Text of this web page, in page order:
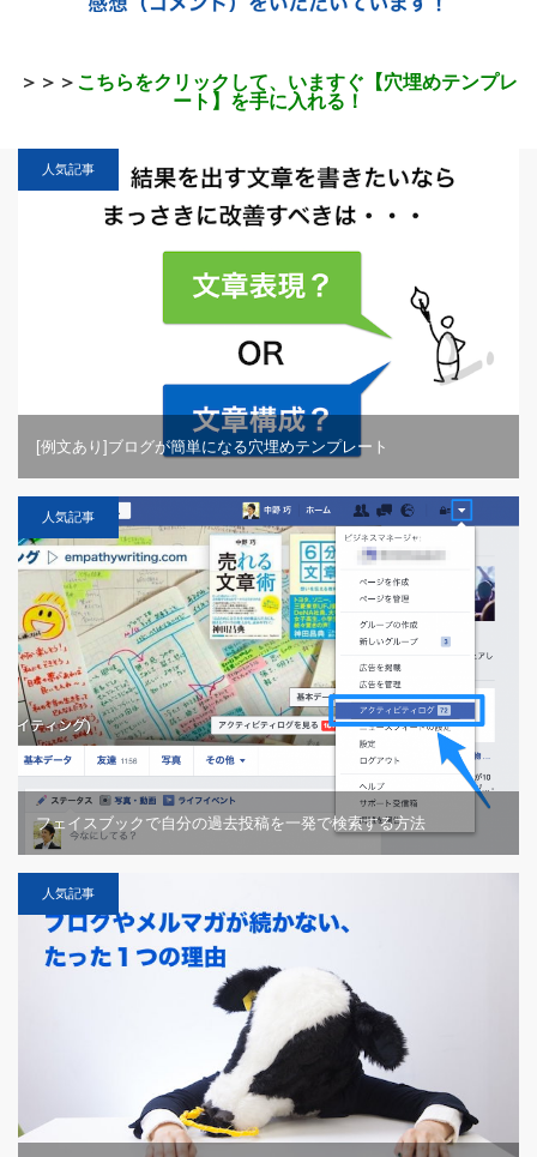
＞＞＞ こちらをクリックして、いますぐ【穴埋めテンプレ
ート】を手に入れる！
人気記事
[例文あり]ブログが簡単になる穴埋めテンプレート
人気記事
フェイスブックで自分の過去投稿を一発で検索する方法
人気記事